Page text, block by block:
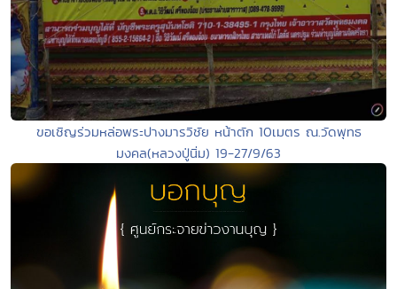
ขอเชิญร่วมหล่อพระปางมารวิชัย หน้าตัก 10เมตร ณ.วัดพุทธ
มงคล(หลวงปู่นิ่ม) 19-27/9/63